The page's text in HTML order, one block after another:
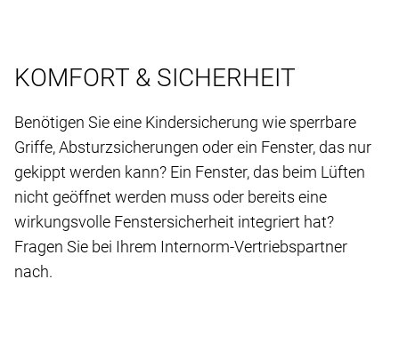
KOMFORT & SICHERHEIT
Benötigen Sie eine Kindersicherung wie sperrbare
Griffe, Absturzsicherungen oder ein Fenster, das nur
gekippt werden kann? Ein Fenster, das beim Lüften
nicht geöffnet werden muss oder bereits eine
wirkungsvolle Fenstersicherheit integriert hat?
Fragen Sie bei Ihrem Internorm-Vertriebspartner
nach.